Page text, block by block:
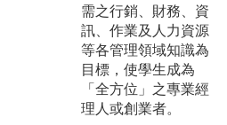
需之行銷、財務、資
訊、作業及人力資源
等各管理領域知識為
目標，使學生成為
「全方位」之專業經
理人或創業者。